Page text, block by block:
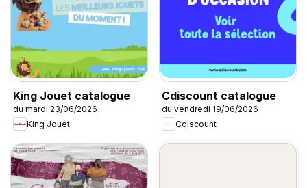
King Jouet catalogue
du mardi 23/06/2026
King Jouet
Cdiscount catalogue
du vendredi 19/06/2026
Cdiscount